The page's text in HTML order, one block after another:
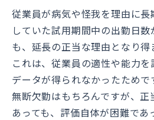
従業員が病気や怪我を理由に
していた試用期間中の出勤日
も、延長の正当な理由となり得
これは、従業員の適性や能力
データが得られなかったためで
無断欠勤はもちろんですが、
あっても、評価自体が困難であ